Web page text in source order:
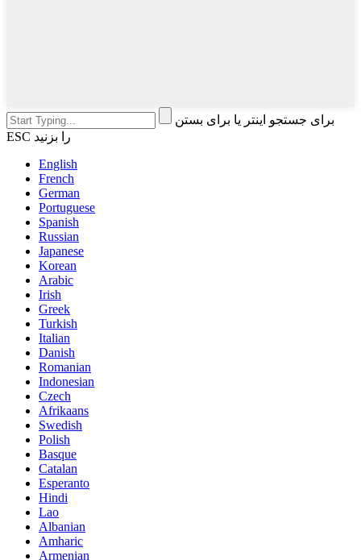
برای جستجو اینتر یا برای بستن
ESC را بزنید
English
French
German
Portuguese
Spanish
Russian
Japanese
Korean
Arabic
Irish
Greek
Turkish
Italian
Danish
Romanian
Indonesian
Czech
Afrikaans
Swedish
Polish
Basque
Catalan
Esperanto
Hindi
Lao
Albanian
Amharic
Armenian